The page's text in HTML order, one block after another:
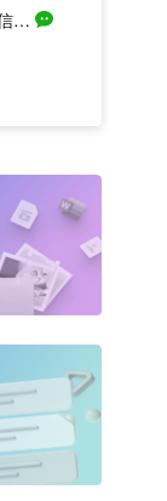
信息化讲堂 | “数智校园 智慧同行”信息化应用讲堂（第一期）重磅来袭！